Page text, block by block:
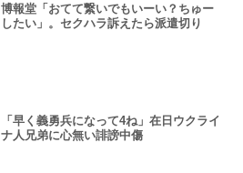
博報堂「おてて繋いでもいーい？ちゅー
したい」。セクハラ訴えたら派遣切り
「早く義勇兵になって4ね」在日ウクライ
ナ人兄弟に心無い誹謗中傷